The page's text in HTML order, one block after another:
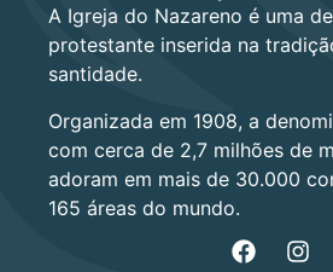
A Igreja do Nazareno é uma
protestante inserida na
santidade.
Organizada em 1908, a
com cerca de 2,7 milhões de
adoram em mais de 30.000
165 áreas do mundo.